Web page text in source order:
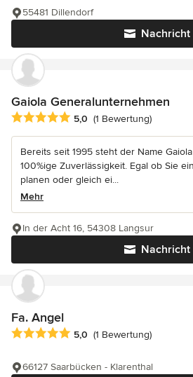
Nachricht
55481 Dillendorf
Gaiola Generalunternehmen
Durchschnittliche Bewertung: 5 von 5
5,0 (1 Bewertung)
Bereits seit 1995 steht der Name
100%ige Zuverlässigkeit. Egal ob Sie
planen oder gleich ei...
Mehr
Nachricht
In der Acht 16, 54308 Langsur
Fa. Angel
Durchschnittliche Bewertung: 5 von 5
5,0 (1 Bewertung)
66127 Saarbücken - Klarenthal